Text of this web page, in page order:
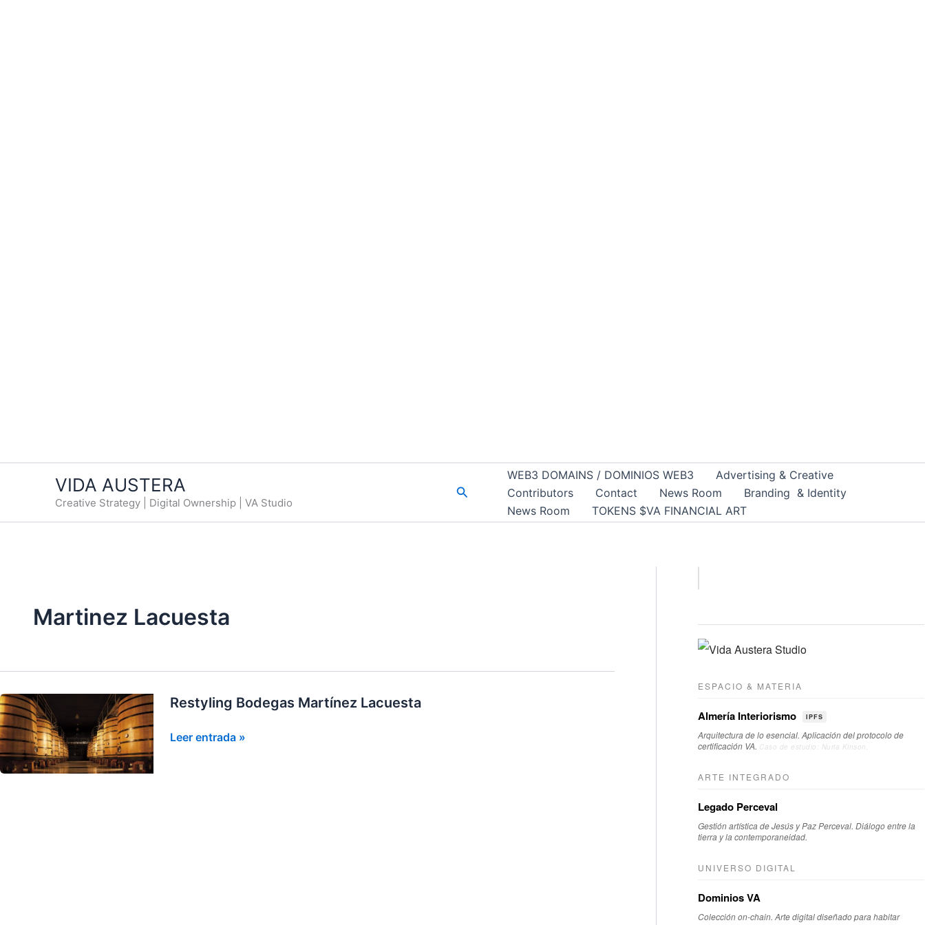
VIDA AUSTERA
Creative Strategy | Digital Ownership | VA Studio
Buscar
WEB3 DOMAINS / DOMINIOS WEB3
Advertising & Creative
Contributors
Contact News Room
Branding & Identity
News Room
TOKENS $VA FINANCIAL ART
Martinez Lacuesta
Restyling Bodegas Martínez Lacuesta
Restyling
Leer entrada »
ESPACIO & MATERIA
Almería Interiorismo IPFS
Arquitectura de lo esencial. Aplicación del protocolo de
certificación VA. Caso de estudio: Nuria Kinson.
ARTE INTEGRADO
Legado Perceval
Gestión artística de Jesús y Paz Perceval. Diálogo entre la
tierra y la contemporaneidad.
UNIVERSO DIGITAL
Dominios VA
Colección on-chain. Arte digital diseñado para habitar